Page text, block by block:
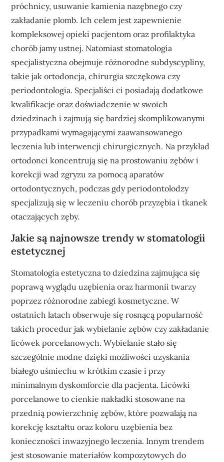
próchnicy, usuwanie kamienia nazębnego czy
zakładanie plomb. Ich celem jest zapewnienie
kompleksowej opieki pacjentom oraz profilaktyka
chorób jamy ustnej. Natomiast stomatologia
specjalistyczna obejmuje różnorodne subdyscypliny,
takie jak ortodoncja, chirurgia szczękowa czy
periodontologia. Specjaliści ci posiadają dodatkowe
kwalifikacje oraz doświadczenie w swoich
dziedzinach i zajmują się bardziej skomplikowanymi
przypadkami wymagającymi zaawansowanego
leczenia lub interwencji chirurgicznych. Na przykład
ortodonci koncentrują się na prostowaniu zębów i
korekcji wad zgryzu za pomocą aparatów
ortodontycznych, podczas gdy periodontolodzy
specjalizują się w leczeniu chorób przyzębia i tkanek
otaczających zęby.
Jakie są najnowsze trendy w stomatologii
estetycznej
Stomatologia estetyczna to dziedzina zajmująca się
poprawą wyglądu uzębienia oraz harmonii twarzy
poprzez różnorodne zabiegi kosmetyczne. W
ostatnich latach obserwuje się rosnącą popularność
takich procedur jak wybielanie zębów czy zakładanie
licówek porcelanowych. Wybielanie stało się
szczególnie modne dzięki możliwości uzyskania
białego uśmiechu w krótkim czasie i przy
minimalnym dyskomforcie dla pacjenta. Licówki
porcelanowe to cienkie nakładki stosowane na
przednią powierzchnię zębów, które pozwalają na
korekcję kształtu oraz koloru uzębienia bez
konieczności inwazyjnego leczenia. Innym trendem
jest stosowanie materiałów kompozytowych do